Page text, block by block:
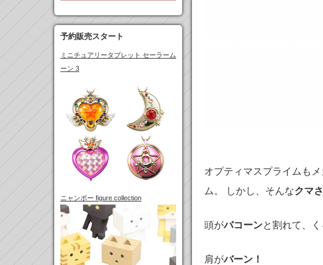
予約販売スタート
ミニチュアリータブレット セーラーム
ーン 3
ニャンボー figure collection
オプティマスプライムも
ム。 しかし、そんなクマ
頭がバコーンと割れて、く
肩がバーン！